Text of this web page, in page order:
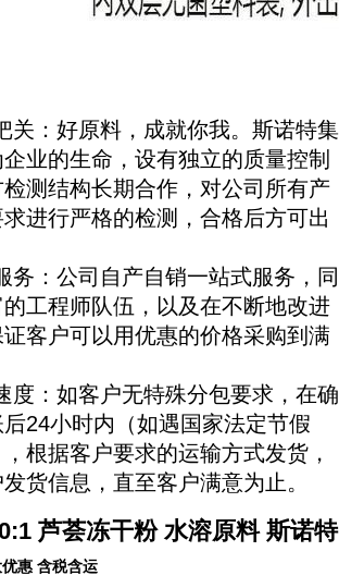
关：好原料，成就你我。斯诺特集
业的生命，设有独立的质量控制
测结构长期合作，对公司所有产
进行严格的检测，合格后方可出
务：公司自产自销一站式服务，同
工程师队伍，以及在不断地改进
客户可以用优惠的价格采购到满
度：如客户无特殊分包要求，在确
24小时内（如遇国家法定节假
根据客户要求的运输方式发货，
货信息，直至客户满意为止。
芦荟冻干粉 水溶原料 斯诺特
惠 含税含运